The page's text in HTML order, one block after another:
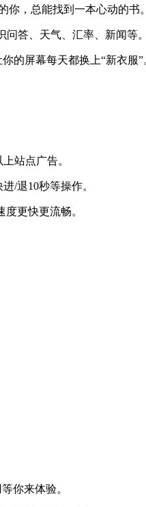
你，总能找到一本心动的书
答、天气、汇率、新闻等。
的屏幕每天都换上“新衣服”
站点广告。
/退10秒等操作。
更快更流畅。
你来体验。